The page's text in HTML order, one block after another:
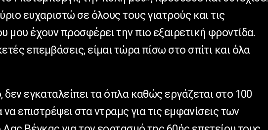
ευχαριστώ σε όλους τους γιατρούς και τις
μου έχουν προσφέρει την πιο εξαιρετική φροντίδα.
επεμβάσεις, είμαι τώρα πίσω στο σπίτι και όλα
δεν εγκαταλείπει τα όπλα καθώς εργάζεται στο 100
να επιστρέψει στα ντραμς για τις εμφανίσεις των